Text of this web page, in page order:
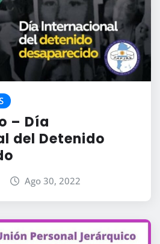
– Día
del Detenido
Ago 30, 2022